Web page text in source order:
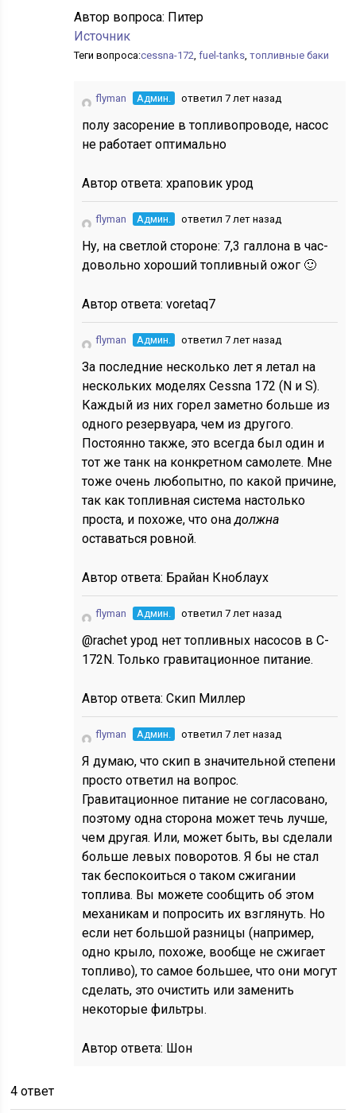
Автор вопроса: Питер
Источник
Теги вопроса:cessna-172,fuel-tanks,топливные баки
flyman Админ. ответил 7 лет назад
полу засорение в топливопроводе, насос
не работает оптимально
Автор ответа:храповик урод
flyman Админ. ответил 7 лет назад
Ну, на светлой стороне: 7,3 галлона в час-
довольно хороший топливный ожог 🙂
Автор ответа:voretaq7
flyman Админ. ответил 7 лет назад
За последние несколько лет я летал на
нескольких моделях Cessna 172 (N и S).
Каждый из них горел заметно больше из
одного резервуара, чем из другого.
Постоянно также, это всегда был один и
тот же танк на конкретном самолете. Мне
тоже очень любопытно, по какой причине,
так как топливная система настолько
проста, и похоже, что онадолжна
оставаться ровной.
Автор ответа: Брайан Кноблаух
flyman Админ. ответил 7 лет назад
@rachet урод нет топливных насосов в C-
172N. Только гравитационное питание.
Автор ответа:Скип Миллер
flyman Админ. ответил 7 лет назад
Я думаю, что скип в значительной степени
просто ответил на вопрос.
Гравитационное питание не согласовано,
поэтому одна сторона может течь лучше,
чем другая. Или, может быть, вы сделали
больше левых поворотов. Я бы не стал
так беспокоиться о таком сжигании
топлива. Вы можете сообщить об этом
механикам и попросить их взглянуть. Но
если нет большой разницы (например,
одно крыло, похоже, вообще не сжигает
топливо), то самое большее, что они могут
сделать, это очистить или заменить
некоторые фильтры.
Автор ответа: Шон
4 ответ